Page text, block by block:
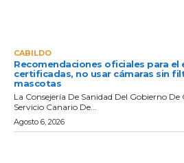
CABILDO
Recomendaciones oficiales para el
certificadas, no usar cámaras sin
mascotas
La Consejería De Sanidad Del Gobierno De
Servicio Canario De...
Agosto 6, 2026